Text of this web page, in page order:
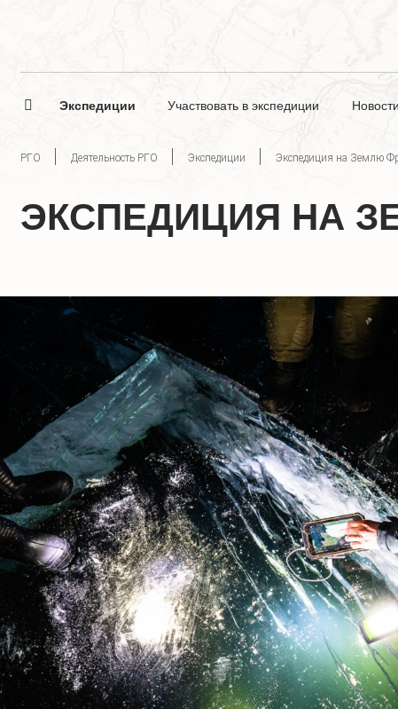
Экспедиции Участвовать в экспедиции Новости
РГО Деятельность РГО Экспедиции Экспедиция на Землю
ЭКСПЕДИЦИЯ НА